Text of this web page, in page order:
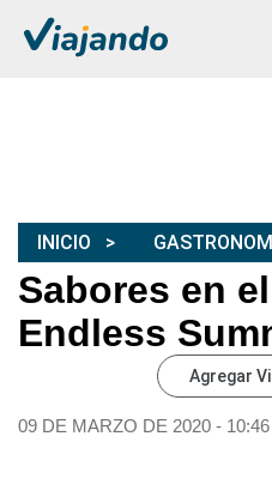
INICIO
Sabores en
Endless
Agregar
09 DE MARZO DE 2020 - 10:46